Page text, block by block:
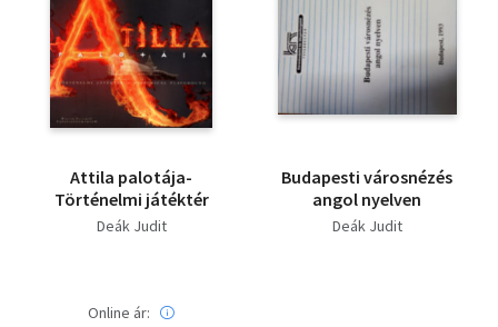
Attila palotája-
Történelmi játéktér
Deák Judit
Online ár:
Budapesti városnézés
angol nyelven
Deák Judit